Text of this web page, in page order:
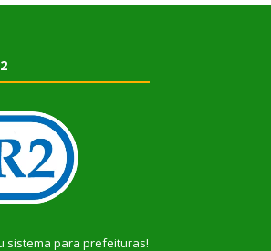
sistema para prefeituras!